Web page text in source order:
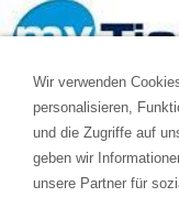
Wir verwenden
personalisieren,
und die Zugriffe auf
geben wir
unsere Partner für